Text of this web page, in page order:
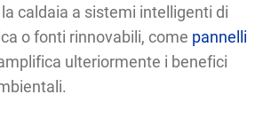
la caldaia a sistemi intelligenti di
o fonti rinnovabili, come pannelli
ulteriormente i benefici